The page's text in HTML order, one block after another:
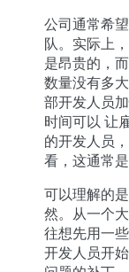
公司通常希
队。实际上
是昂贵的，
数量没有多
部开发人员
时间可以 让
的开发人员
看，这通常
可以理解的
然。从一个
往想先用一
开发人员开